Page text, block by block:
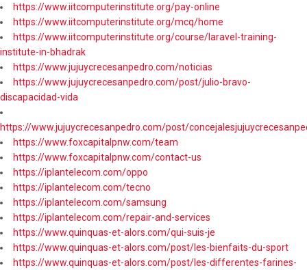
https://www.iitcomputerinstitute.org/pay-online
https://www.iitcomputerinstitute.org/mcq/home
https://www.iitcomputerinstitute.org/course/laravel-training-
institute-in-bhadrak
https://www.jujuycrecesanpedro.com/noticias
https://www.jujuycrecesanpedro.com/post/julio-bravo-
discapacidad-vida
https://www.jujuycrecesanpedro.com/post/
https://www.foxcapitalpnw.com/team
https://www.foxcapitalpnw.com/contact-us
https://iplantelecom.com/oppo
https://iplantelecom.com/tecno
https://iplantelecom.com/samsung
https://iplantelecom.com/repair-and-services
https://www.quinquas-et-alors.com/qui-suis-je
https://www.quinquas-et-alors.com/post/les-bienfaits-du-sport
https://www.quinquas-et-alors.com/post/les-differentes-farines-